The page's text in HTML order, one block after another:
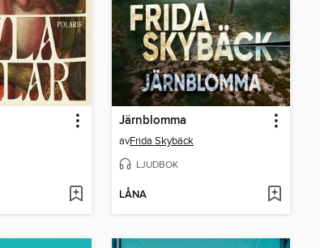
Järnblomma
avFrida Skybäck
LJUDBOK
LÅNA